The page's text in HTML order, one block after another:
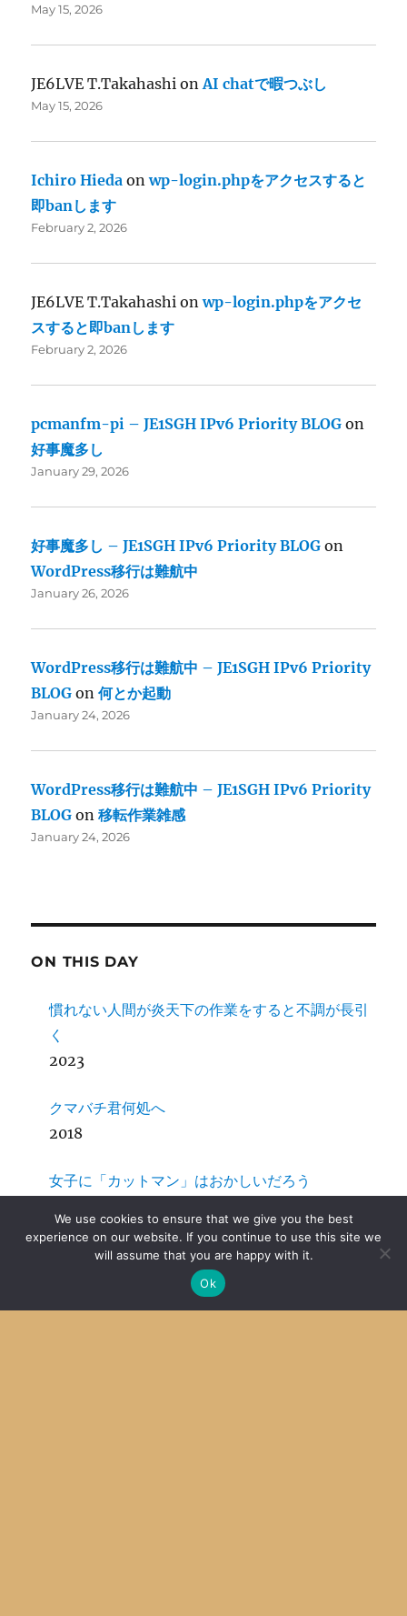
May 15, 2026
JE6LVE T.Takahashi onAI chatで暇つぶし
May 15, 2026
Ichiro Hieda onwp-login.phpをアクセスすると
即banします
February 2, 2026
JE6LVE T.Takahashi onwp-login.phpをアクセ
スすると即banします
February 2, 2026
pcmanfm-pi – JE1SGH IPv6 Priority BLOG on
好事魔多し
January 29, 2026
好事魔多し – JE1SGH IPv6 Priority BLOG on
WordPress移行は難航中
January 26, 2026
WordPress移行は難航中 – JE1SGH IPv6 Priority
BLOG on何とか起動
January 24, 2026
WordPress移行は難航中 – JE1SGH IPv6 Priority
BLOG on移転作業雑感
January 24, 2026
ON THIS DAY
慣れない人間が炎天下の作業をすると不調が長引
く
2023
クマバチ君何処へ
2018
女子に「カットマン」はおかしいだろう
SDCC + MPLab X その４ Mac OS X
We use cookies to ensure that we give you the best
experience on our website. If you continue to use this site we
will assume that you are happy with it.
Ok